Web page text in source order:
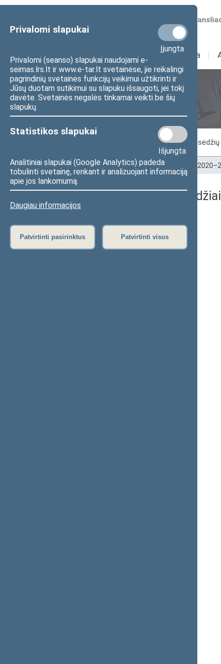
Privalomi slapukai
Įjungta
Privalomi (seanso) slapukai naudojami e-
seimas.lrs.lt ir www.e-tar.lt svetainėse, jie reikalingi
pagrindinių svetainės funkcijų veikimui užtikrinti ir
Jūsų duotam sutikimui su slapuku išsaugoti, jei tokį
davėte. Svetainės negalės tinkamai veikti be šių
slapukų.
Statistikos slapukai
Išjungta
Analitiniai slapukai (Google Analytics) padeda
tobulinti svetainę, renkant ir analizuojant informaciją
apie jos lankomumą.
Daugiau informacijos
Patvirtinti pasirinktus Patvirtinti visus
Numatomos
Sudėtis Veikla I
Seimo posėdžiai
Posėdžiai
Pradžia>Seimo posėdžiai>Kadencijos
2023-03-10 Seimo posėdžiai
Rytinis posėdis
Vakarinis posėdis